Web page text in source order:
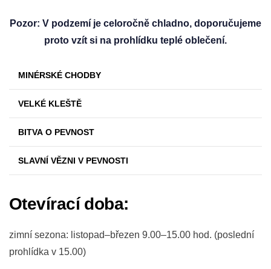
Pozor: V podzemí je celoročně chladno, doporučujeme
proto vzít si na prohlídku teplé oblečení.
MINÉRSKÉ CHODBY
VELKÉ KLEŠTĚ
BITVA O PEVNOST
SLAVNÍ VĚZNI V PEVNOSTI
Otevírací doba:
zimní sezona: listopad–březen 9.00–15.00 hod. (poslední
prohlídka v 15.00)